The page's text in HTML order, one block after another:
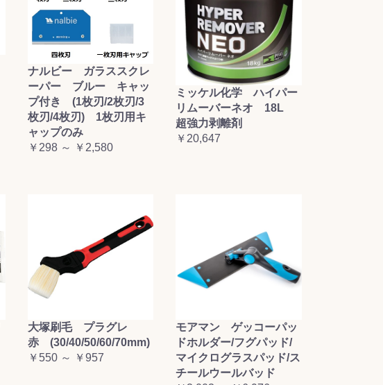
ナルビー ガラススクレ
ーパー ブルー キャッ
プ付き (1枚刃/2枚刃/3
枚刃/4枚刃) 1枚刃用キ
ャップのみ
￥298 ～ ￥2,580
ミッケル化学 ハイパー
リムーバーネオ 18L
超強力剥離剤
￥20,647
大塚刷毛 プラグレ
赤 (30/40/50/60/70mm)
￥550 ～ ￥957
モアマン ゲッコーパッ
ドホルダー/フグパッド/
マイクログラスパッド/ス
チールウールバッド